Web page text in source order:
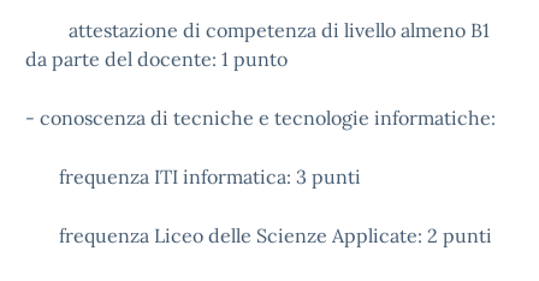
attestazione di competenza di livello almeno B1
da parte del docente: 1 punto
- conoscenza di tecniche e tecnologie informatiche:
frequenza ITI informatica: 3 punti
frequenza Liceo delle Scienze Applicate: 2 punti